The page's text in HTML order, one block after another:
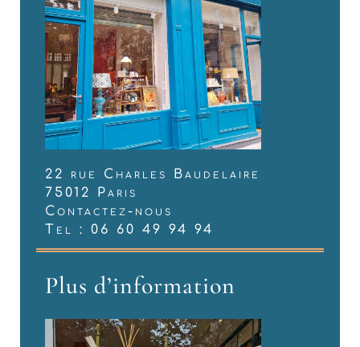
22 rue Charles Baudelaire
75012 Paris
Contactez-nous
Tel : 06 60 49 94 94
Plus d’information